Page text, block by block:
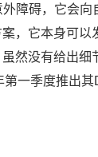
障碍，它会
，它本身可
然没有给出
一季度推出其